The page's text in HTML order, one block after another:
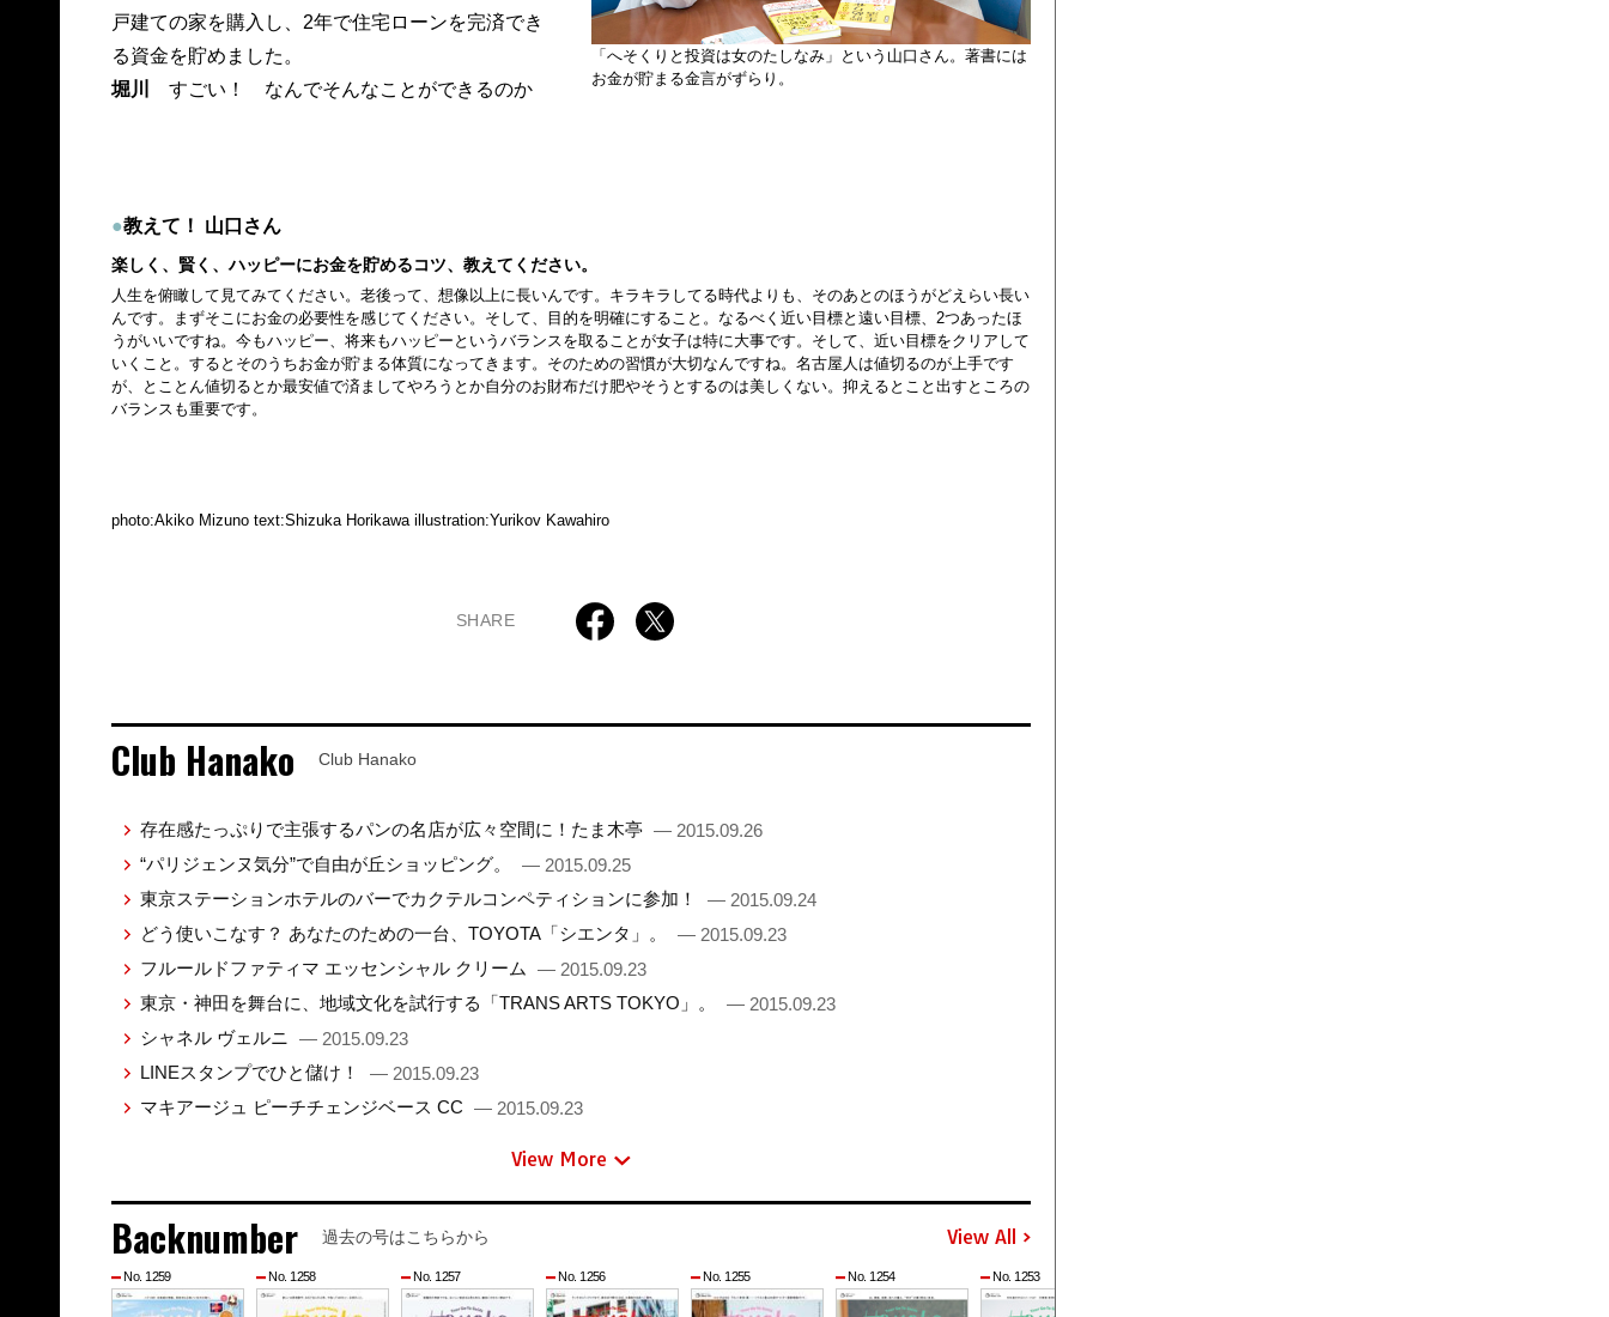
戸建ての家を購入し、2年で住宅ローンを完済でき
る資金を貯めました。
堀川
すごい！ なんでそんなことができるのか
「へそくりと投資は女のたしなみ」という山口さん。著書には
お金が貯まる金言がずらり。
●教えて！ 山口さん
楽しく、賢く、ハッピーにお金を貯めるコツ、教えてください。
人生を俯瞰して見てみてください。老後って、想像以上に長いんです。キラキラしてる時代よりも、そのあとのほうがどえらい長い
んです。まずそこにお金の必要性を感じてください。そして、目的を明確にすること。なるべく近い目標と遠い目標、2つあったほ
うがいいですね。今もハッピー、将来もハッピーというバランスを取ることが女子は特に大事です。そして、近い目標をクリアして
いくこと。するとそのうちお金が貯まる体質になってきます。そのための習慣が大切なんですね。名古屋人は値切るのが上手です
が、とことん値切るとか最安値で済ましてやろうとか自分のお財布だけ肥やそうとするのは美しくない。抑えるとこと出すところの
バランスも重要です。
photo:Akiko Mizuno text:Shizuka Horikawa illustration:Yurikov Kawahiro
SHARE
Club Hanako Club Hanako
存在感たっぷりで主張するパンの名店が広々空間に！たま木亭 — 2015.09.26
“パリジェンヌ気分”で自由が丘ショッピング。
— 2015.09.25
東京ステーションホテルのバーでカクテルコンペティションに参加！
— 2015.09.24
どう使いこなす？ あなたのための一台、TOYOTA「シエンタ」。
— 2015.09.23
フルールドファティマ エッセンシャル クリーム
— 2015.09.23
東京・神田を舞台に、地域文化を試行する「TRANS ARTS TOKYO」。
— 2015.09.23
シャネル ヴェルニ — 2015.09.23
LINEスタンプでひと儲け！
— 2015.09.23
マキアージュ ピーチチェンジベース CC — 2015.09.23
View More
Backnumber 過去の号はこちらから View All
No. 1259 No. 1258 No. 1257 No. 1256 No. 1255 No. 1254 No. 1253